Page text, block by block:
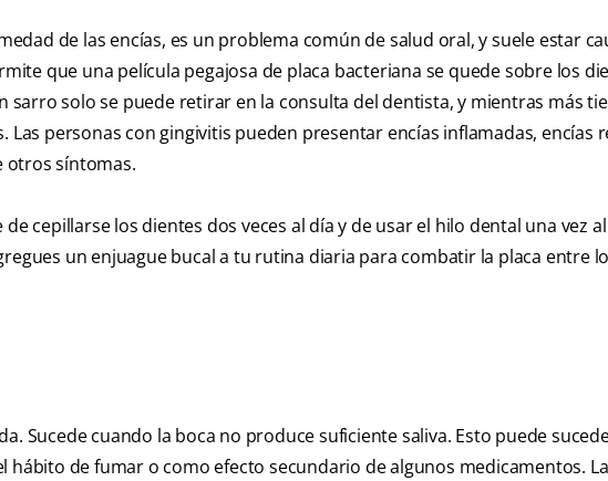
de las encías, es un problema común de salud oral, y suele estar
que una película pegajosa de placa bacteriana se quede sobre los
sarro solo se puede retirar en la consulta del dentista, y mientras más
Las personas con gingivitis pueden presentar encías inflamadas, encías
otros síntomas.
cepillarse los dientes dos veces al día y de usar el hilo dental una vez
un enjuague bucal a tu rutina diaria para combatir la placa entre
Sucede cuando la boca no produce suficiente saliva. Esto puede
hábito de fumar o como efecto secundario de algunos medicamentos.